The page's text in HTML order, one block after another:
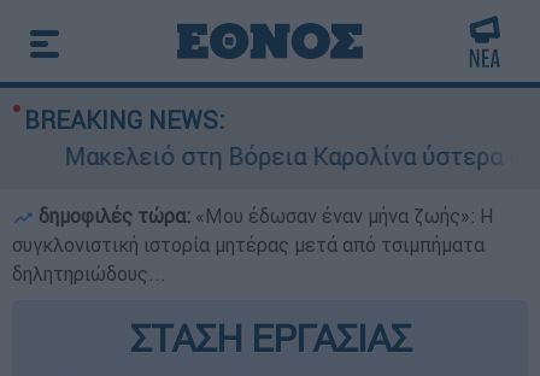
BREAKING NEWS:
στη Βόρεια Καρολίνα ύστερα από
δημοφιλές τώρα: «Μου έδωσαν έναν μήνα ζωής»: Η
συγκλονιστική ιστορία μητέρας μετά από τσιμπήματα
δηλητηριώδους...
ΣΤΑΣΗ ΕΡΓΑΣΙΑΣ